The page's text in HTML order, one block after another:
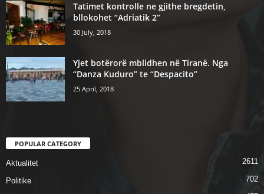
Tatimet kontrolle ne gjithe bregdetin,
bllokohet “Adriatik 2”
30 July, 2018
Yjet botërorë mblidhen në Tiranë. Nga
“Danza Kuduro” te “Despacito”
25 April, 2018
POPULAR CATEGORY
Aktualitet 2611
Politike
702